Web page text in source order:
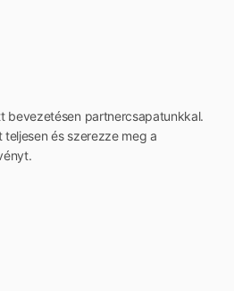
bevezetésen partnercsapatunkkal.
és szerezze meg a